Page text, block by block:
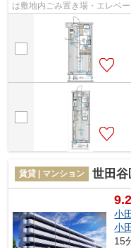
は敷地内ごみ置き場・エレベ
り防犯強化地域は不安を取り除
賃貸 | マンション 世田
小
小
15